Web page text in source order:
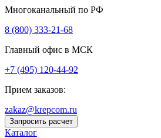
Многоканальный по РФ
8 (800) 333‑21-68
Главный офис в МСК
+7 (495) 120-44-92
Прием заказов:
zakaz@krepcom.ru
Запросить расчет
Каталог